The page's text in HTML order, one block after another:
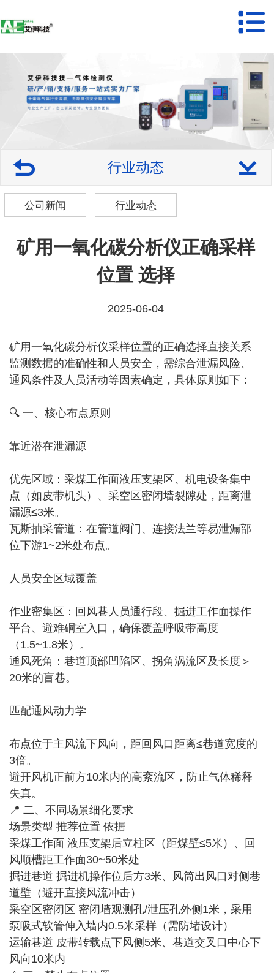
行业动态
公司新闻 行业动态
矿用一氧化碳分析仪正确采样
位置 选择
2025-06-04
矿用一氧化碳分析仪采样位置的正确选择直接关系
监测数据的准确性和人员安全，需综合泄漏风险、
通风条件及人员活动等因素确定，具体原则如下：
🔍 一、核心布点原则
靠近潜在泄漏源‌
优先区域‌：采煤工作面液压支架区、机电设备集中
点（如皮带机头）、采空区密闭墙裂隙处，距离泄
漏源≤3米。
瓦斯抽采管道‌：在管道阀门、连接法兰等易泄漏部
位下游1~2米处布点。
人员安全区域覆盖‌
作业密集区‌：回风巷人员通行段、掘进工作面操作
平台、避难硐室入口，确保覆盖呼吸带高度
（1.5~1.8米）。
通风死角‌：巷道顶部凹陷区、拐角涡流区及长度＞
20米的盲巷。
匹配通风动力学‌
布点位于主风流下风向，距回风口距离≤巷道宽度的
3倍。
避开风机正前方10米内的高紊流区，防止气体稀释
失真。
📍 二、不同场景细化要求
场景类型‌ ‌推荐位置‌ ‌依据‌
采煤工作面‌ 液压支架后立柱区（距煤壁≤5米）、回
风顺槽距工作面30~50米处
掘进巷道‌ 掘进机操作位后方3米、风筒出风口对侧巷
道壁（避开直接风流冲击）
采空区密闭区‌ 密闭墙观测孔/泄压孔外侧1米，采用
泵吸式软管伸入墙内0.5米采样（需防堵设计）
运输巷道‌ 皮带转载点下风侧5米、巷道交叉口中心下
风向10米内